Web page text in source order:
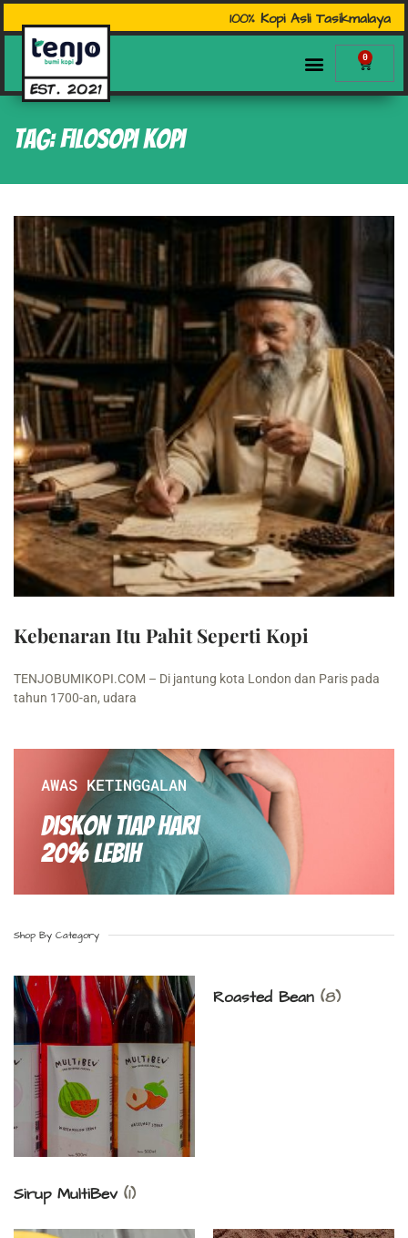
100% Kopi Asli Tasikmalaya
0
Tag: filosopi kopi
Kebenaran Itu Pahit Seperti Kopi
TENJOBUMIKOPI.COM – Di jantung kota London dan Paris pada
tahun 1700-an, udara
AWAS KETINGGALAN
Diskon Tiap hari
20% Lebih
Shop By Category
Sirup MultiBev (1)
Roasted Bean (8)